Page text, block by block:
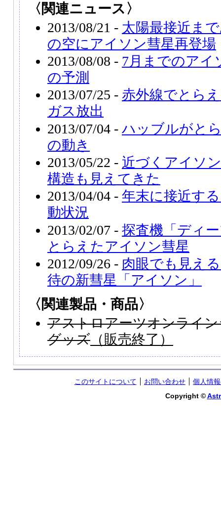
〈関連ニュース〉
2013/08/21 - 太陽最接近ま
の空にアイソン彗星再登場
2013/08/08 - 7月までのアイ
の予測
2013/07/25 - 赤外線でとら
ガス放出
2013/07/04 - ハッブルがと
の動き
2013/05/22 - 近づくアイソ
構造も見えてきた
2013/04/04 - 年末に接近す
動状況
2013/02/07 - 探査機「ディ
とらえたアイソン彗星
2012/09/26 - 肉眼でも見え
待の新彗星「アイソン」
〈関連製品・商品〉
アストロアーツオンライ
グッズ （販売終了）
このサイトについて お問い合わせ
個人情
Copyright ©